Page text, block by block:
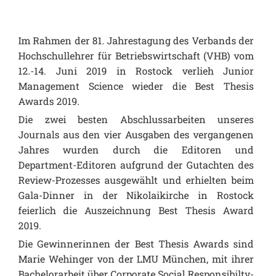
Im Rahmen der 81. Jahrestagung des Verbands der
Hochschullehrer für Betriebswirtschaft (VHB) vom
12.-14. Juni 2019 in Rostock verlieh Junior
Management Science wieder die Best Thesis
Awards 2019.
Die zwei besten Abschlussarbeiten unseres
Journals aus den vier Ausgaben des vergangenen
Jahres wurden durch die Editoren und
Department-Editoren aufgrund der Gutachten des
Review-Prozesses ausgewählt und erhielten beim
Gala-Dinner in der Nikolaikirche in Rostock
feierlich die Auszeichnung Best Thesis Award
2019.
Die Gewinnerinnen der Best Thesis Awards sind
Marie Wehinger von der LMU München, mit ihrer